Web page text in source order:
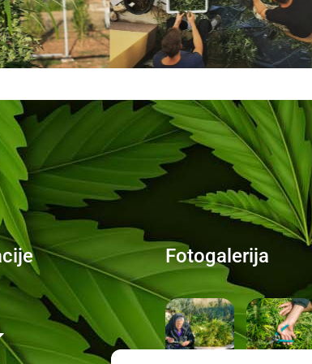
Fotogalerija